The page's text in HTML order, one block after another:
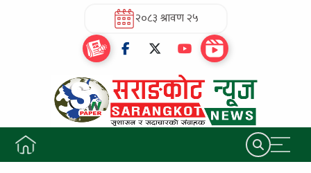
२०८३ श्रावण २५